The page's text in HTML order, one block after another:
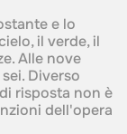
e lo
il verde, il
Alle nove
Diverso
risposta non è
dell'opera